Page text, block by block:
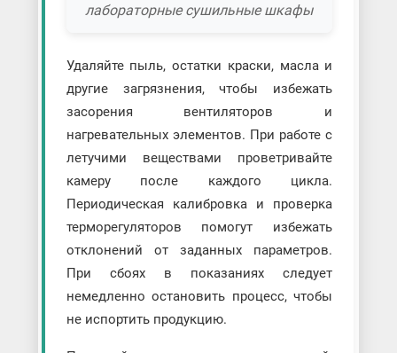
лабораторные сушильные шкафы
Удаляйте пыль, остатки краски, масла и
другие загрязнения, чтобы избежать
засорения вентиляторов и
нагревательных элементов. При работе с
летучими веществами проветривайте
камеру после каждого цикла.
Периодическая калибровка и проверка
терморегуляторов помогут избежать
отклонений от заданных параметров.
При сбоях в показаниях следует
немедленно остановить процесс, чтобы
не испортить продукцию.